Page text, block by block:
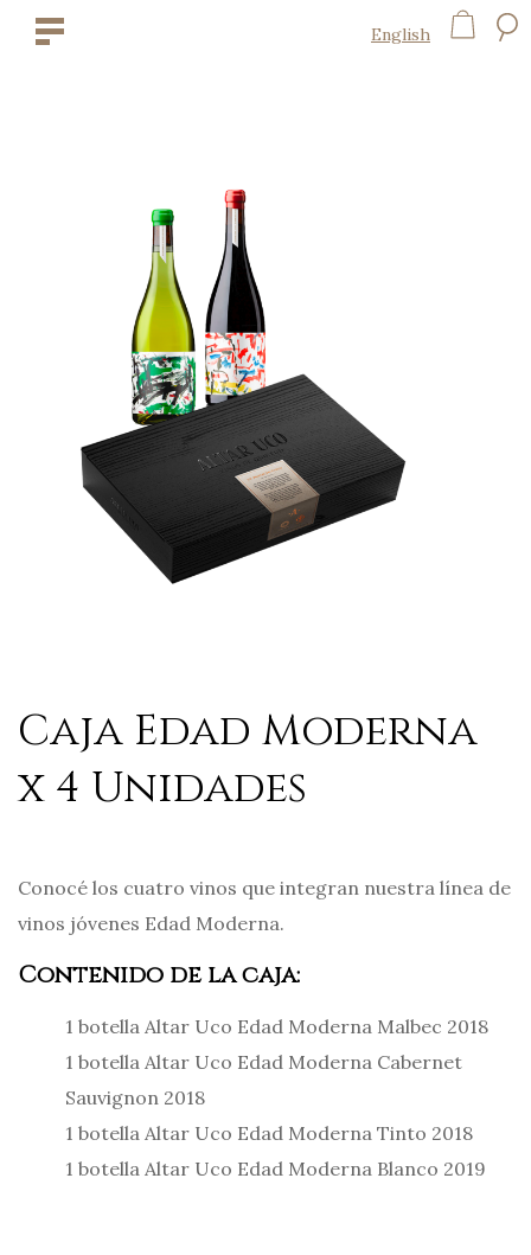
English
Caja Edad Moderna
x 4 Unidades
Conocé los cuatro vinos que integran nuestra línea de
vinos jóvenes Edad Moderna.
Contenido de la caja:
1 botella Altar Uco Edad Moderna Malbec 2018
1 botella Altar Uco Edad Moderna Cabernet
Sauvignon 2018
1 botella Altar Uco Edad Moderna Tinto 2018
1 botella Altar Uco Edad Moderna Blanco 2019